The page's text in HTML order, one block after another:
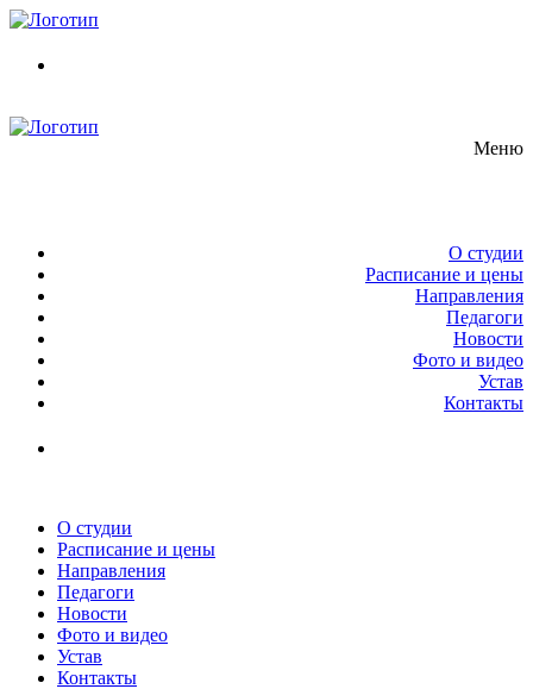
Перейти
содержимому
Меню
Закрыть
Меню
О студии
Расписание и цены
Направления
Педагоги
Новости
Фото и видео
Устав
Контакты
О студии
Расписание и цены
Направления
Педагоги
Новости
Фото и видео
Устав
Контакты